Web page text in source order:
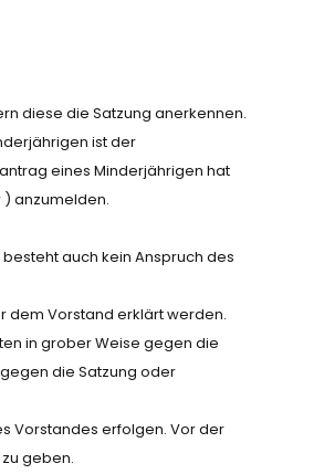
diese die Satzung anerkennen.
ist der
eines Minderjährigen hat
anzumelden.
auch kein Anspruch des
dem Vorstand erklärt werden.
in grober Weise gegen die
die Satzung oder
Vorstandes erfolgen. Vor der
geben.